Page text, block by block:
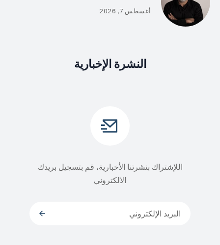
أغسطس 7, 2026
النشرة الإخبارية
اللإشتراك بنشرتنا الأخبارية، قم بتسجيل بريدك
الالكتروني